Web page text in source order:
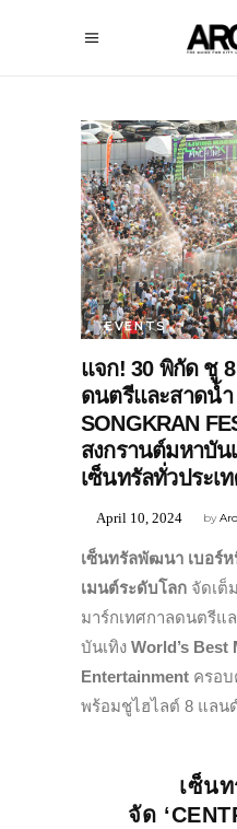
EVENTS
แจก! 30 พิกัด ชู
ดนตรีและสาดน้ำ
SONGKRAN
สงกรานต์มหาบัน
เซ็นทรัลทั่วประเ
by
April 10, 2024
เซ็นทรัลพัฒนา เบอร์
เมนต์ระดับโลก จัดเต็
มาร์กเทศกาลดนตรีแ
บันเทิง World’s Best
Entertainment ครอ
พร้อมชูไฮไลต์ 8 แลน
เซ็นท
จัด